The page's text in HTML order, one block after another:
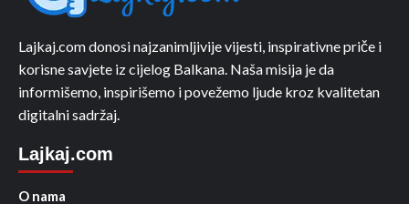
Lajkaj.com donosi najzanimljivije vijesti, inspirativne priče i
korisne savjete iz cijelog Balkana. Naša misija je da
informišemo, inspirišemo i povežemo ljude kroz kvalitetan
digitalni sadržaj.
Lajkaj.com
O nama